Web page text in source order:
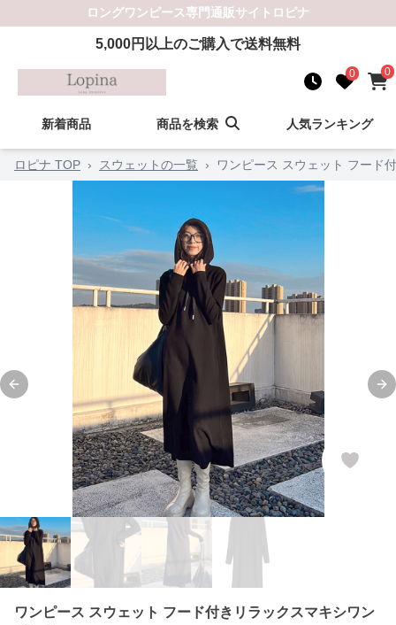
ロングワンピース専門通販サイト ロピナ
5,000円以上のご購入で送料無料
0 0
新着商品 商品を検索 人気ランキング
ロピナ TOP › スウェットの一覧 › ワンピース スウェット フード
Previous slide
ワンピース スウェット フード付きリラックスマキシワン